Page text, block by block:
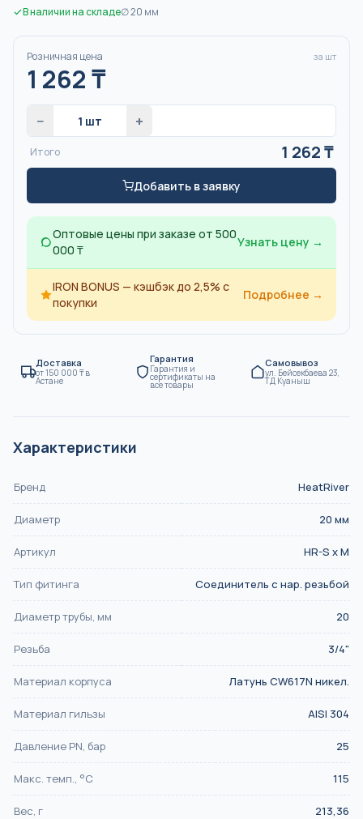
В наличии на складе∅20 мм
Розничная цена за шт
1 262₸
− 1 шт +
Итого 1 262₸
Добавить в заявку
Оптовые цены при заказе от 500
000 ₸
Узнать цену →
IRON BONUS — кэшбэк до 2,5% с
покупки
Подробнее →
Доставка
от150 000 ₸в
Астане
Гарантия
Гарантия и
сертификаты на
все товары
Самовывоз
ул. Бейсекбаева 23,
ТД Куаныш
Характеристики
Бренд HeatRiver
Диаметр 20 мм
Артикул HR-S x M
Тип фитинга Соединитель с нар. резьбой
Диаметр трубы, мм 20
Резьба 3/4"
Материал корпуса Латунь CW617N никел.
Материал гильзы AISI 304
Давление PN, бар 25
Макс. темп., °С 115
Вес, г 213,36